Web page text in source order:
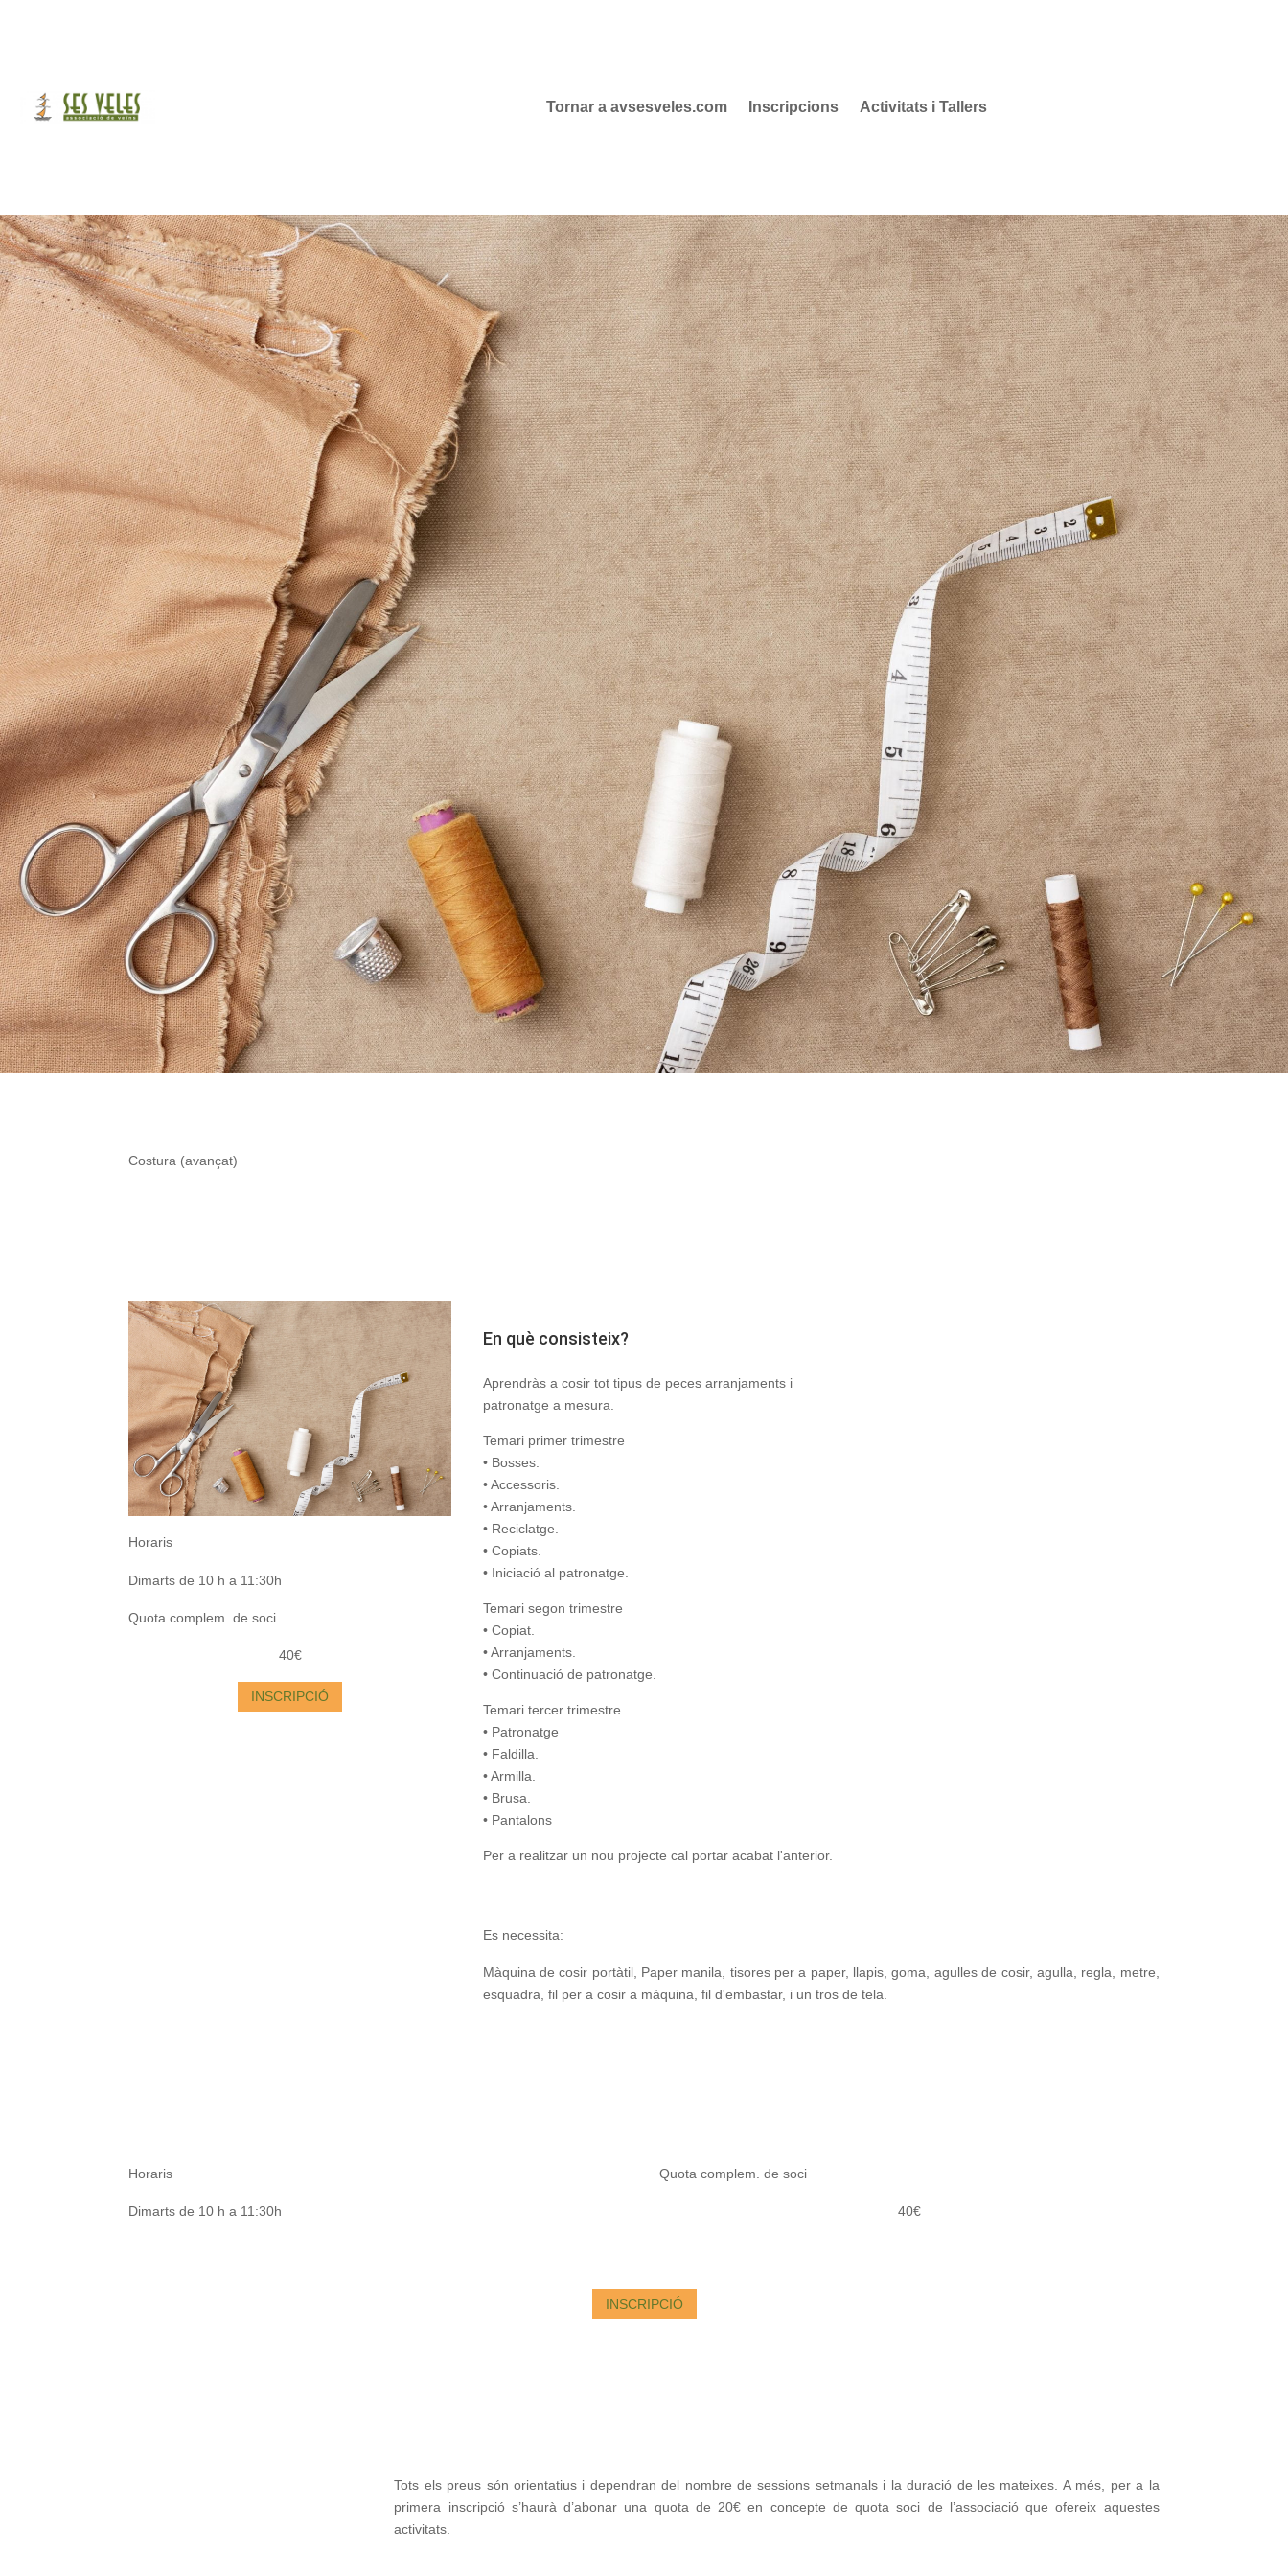
Tornar a avsesveles.com Inscripcions Activitats i Tallers
Costura (avançat)
Horaris
Dimarts de 10 h a 11:30h
Quota complem. de soci
40€
INSCRIPCIÓ
En què consisteix?
Aprendràs a cosir tot tipus de peces arranjaments i
patronatge a mesura.
Temari primer trimestre
• Bosses.
• Accessoris.
• Arranjaments.
• Reciclatge.
• Copiats.
• Iniciació al patronatge.
Temari segon trimestre
• Copiat.
• Arranjaments.
• Continuació de patronatge.
Temari tercer trimestre
• Patronatge
• Faldilla.
• Armilla.
• Brusa.
• Pantalons
Per a realitzar un nou projecte cal portar acabat l'anterior.
Es necessita:
Màquina de cosir portàtil, Paper manila, tisores per a paper, llapis, goma, agulles de cosir, agulla, regla, metre,
esquadra, fil per a cosir a màquina, fil d'embastar, i un tros de tela.
Horaris
Dimarts de 10 h a 11:30h
Quota complem. de soci
40€
INSCRIPCIÓ
Tots els preus són orientatius i dependran del nombre de sessions setmanals i la duració de les mateixes. A més, per a la
primera inscripció s’haurà d’abonar una quota de 20€ en concepte de quota soci de l’associació que ofereix aquestes
activitats.